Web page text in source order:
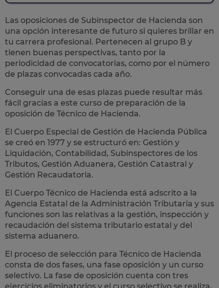
Las oposiciones de Subinspector de Hacienda son
una opción interesante de futuro si quieres brillar en
tu carrera profesional. Pertenecen al grupo B y
tienen buenas perspectivas, tanto por la
periodicidad de convocatorias, como por el número
de plazas convocadas cada año.
Conseguir una de esas plazas puede resultar más
fácil gracias a este curso de preparación de la
oposición de Técnico de Hacienda.
El Cuerpo Especial de Gestión de Hacienda Pública
se creó en 1977 y se estructuró en: Gestión y
Liquidación, Contabilidad, Subinspectores de los
Tributos, Gestión Aduanera, Gestión Catastral y
Gestión Recaudatoria.
El Cuerpo Técnico de Hacienda está adscrito a la
Agencia Estatal de la Administración Tributaria y sus
funciones son las relativas a la gestión, inspección y
recaudación del sistema tributario estatal y del
sistema aduanero.
El proceso de selección para Técnico de Hacienda
consta de dos fases, una fase oposición y un curso
selectivo. La fase de oposición cuenta con tres